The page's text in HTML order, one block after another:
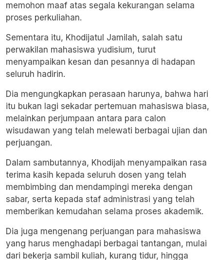
memohon maaf atas segala kekurangan selama
proses perkuliahan.
Sementara itu, Khodijatul Jamilah, salah satu
perwakilan mahasiswa yudisium, turut
menyampaikan kesan dan pesannya di hadapan
seluruh hadirin.
Dia mengungkapkan perasaan harunya, bahwa hari
itu bukan lagi sekadar pertemuan mahasiswa biasa,
melainkan perjumpaan antara para calon
wisudawan yang telah melewati berbagai ujian dan
perjuangan.
Dalam sambutannya, Khodijah menyampaikan rasa
terima kasih kepada seluruh dosen yang telah
membimbing dan mendampingi mereka dengan
sabar, serta kepada staf administrasi yang telah
memberikan kemudahan selama proses akademik.
Dia juga mengenang perjuangan para mahasiswa
yang harus menghadapi berbagai tantangan, mulai
dari bekerja sambil kuliah, kurang tidur, hingga